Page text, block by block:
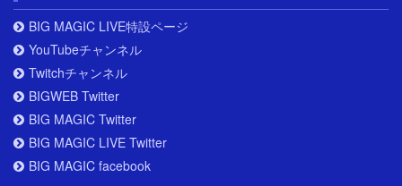
BIG MAGIC LIVE特設ページ
YouTubeチャンネル
Twitchチャンネル
BIGWEB Twitter
BIG MAGIC Twitter
BIG MAGIC LIVE Twitter
BIG MAGIC facebook